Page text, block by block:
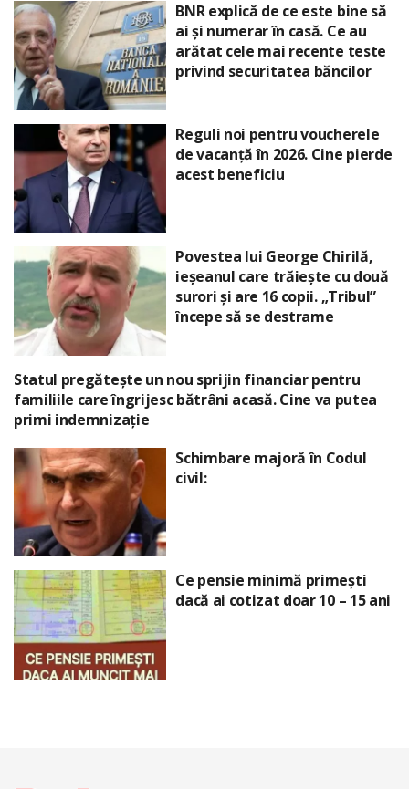
BNR explică de ce este bine să
ai și numerar în casă. Ce au
arătat cele mai recente teste
privind securitatea băncilor
Reguli noi pentru voucherele
de vacanță în 2026. Cine pierde
acest beneficiu
Povestea lui George Chirilă,
ieșeanul care trăiește cu două
surori și are 16 copii. „Tribul”
începe să se destrame
Statul pregătește un nou sprijin financiar pentru
familiile care îngrijesc bătrâni acasă. Cine va putea
primi indemnizație
Schimbare majoră în Codul
civil:
Ce pensie minimă primești
dacă ai cotizat doar 10 – 15 ani